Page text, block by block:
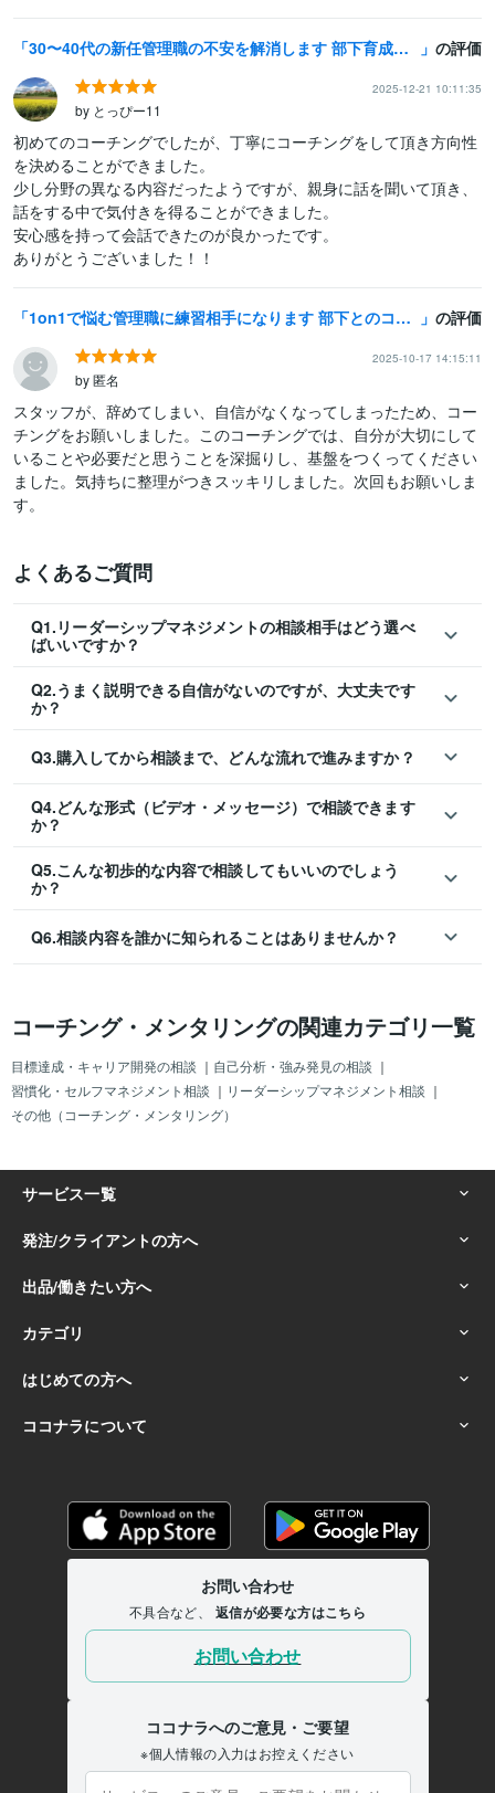
30〜40代の新任管理職の不安を解消します 部下育成・マネジメントを実務経験者が徹底サポート の評価
2025-12-21 10:11:35
by とっぴー11
初めてのコーチングでしたが、丁寧にコーチングをして頂き方向性
を決めることができました。
少し分野の異なる内容だったようですが、親身に話を聞いて頂き、
話をする中で気付きを得ることができました。
安心感を持って会話できたのが良かったです。
ありがとうございました！！
1on1で悩む管理職に練習相手になります 部下とのコミュニケーション改善。プロコーチがサポートします の評価
2025-10-17 14:15:11
by 匿名
スタッフが、辞めてしまい、自信がなくなってしまったため、コー
チングをお願いしました。このコーチングでは、自分が大切にして
いることや必要だと思うことを深掘りし、基盤をつくってください
ました。気持ちに整理がつきスッキリしました。次回もお願いしま
す。
よくあるご質問
Q1.リーダーシップマネジメントの相談相手はどう選べ
ばいいですか？
Q2.うまく説明できる自信がないのですが、大丈夫です
か？
Q3.購入してから相談まで、どんな流れで進みますか？
Q4.どんな形式（ビデオ・メッセージ）で相談できます
か？
Q5.こんな初歩的な内容で相談してもいいのでしょう
か？
Q6.相談内容を誰かに知られることはありませんか？
コーチング・メンタリングの関連カテゴリ一覧
目標達成・キャリア開発の相談 ｜ 自己分析・強み発見の相談 ｜
習慣化・セルフマネジメント相談 ｜ リーダーシップマネジメント相談 ｜
その他（コーチング・メンタリング）